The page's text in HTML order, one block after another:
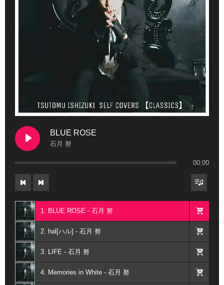
BLUE ROSE
石月 努
00:00
1. BLUE ROSE - 石月 努
2. hal[ハル] - 石月 努
3. LIFE - 石月 努
4. Memories in White - 石月 努